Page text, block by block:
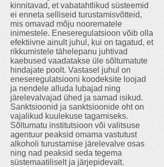
kinnitavad, et vabatahtlikud süsteemid
ei enneta selliseid turustamisvõtteid,
mis omavad mõju noorematele
inimestele. Eneseregulatsioon võib olla
efektiivne ainult juhul, kui on tagatud, et
rikkumistele tähelepanu juhtivad
kaebused vaadatakse üle sõltumatute
hindajate poolt. Vastasel juhul on
eneseregulatsiooni koodeksite loojad
ja nendele alluda lubajad ning
järelevalvajad ühed ja samad isikud.
Sanktsioonid ja sanktsioonide oht on
vajalikud kuulekuse tagamiseks.
Sõltumatu institutsioon või valitsuse
agentuur peaksid omama vastutust
alkoholi turustamise järelevalve osas
ning nad peaksid seda tegema
süstemaatiliselt ja järjepidevalt.